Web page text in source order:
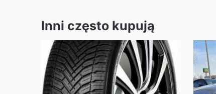
Inni często kupują